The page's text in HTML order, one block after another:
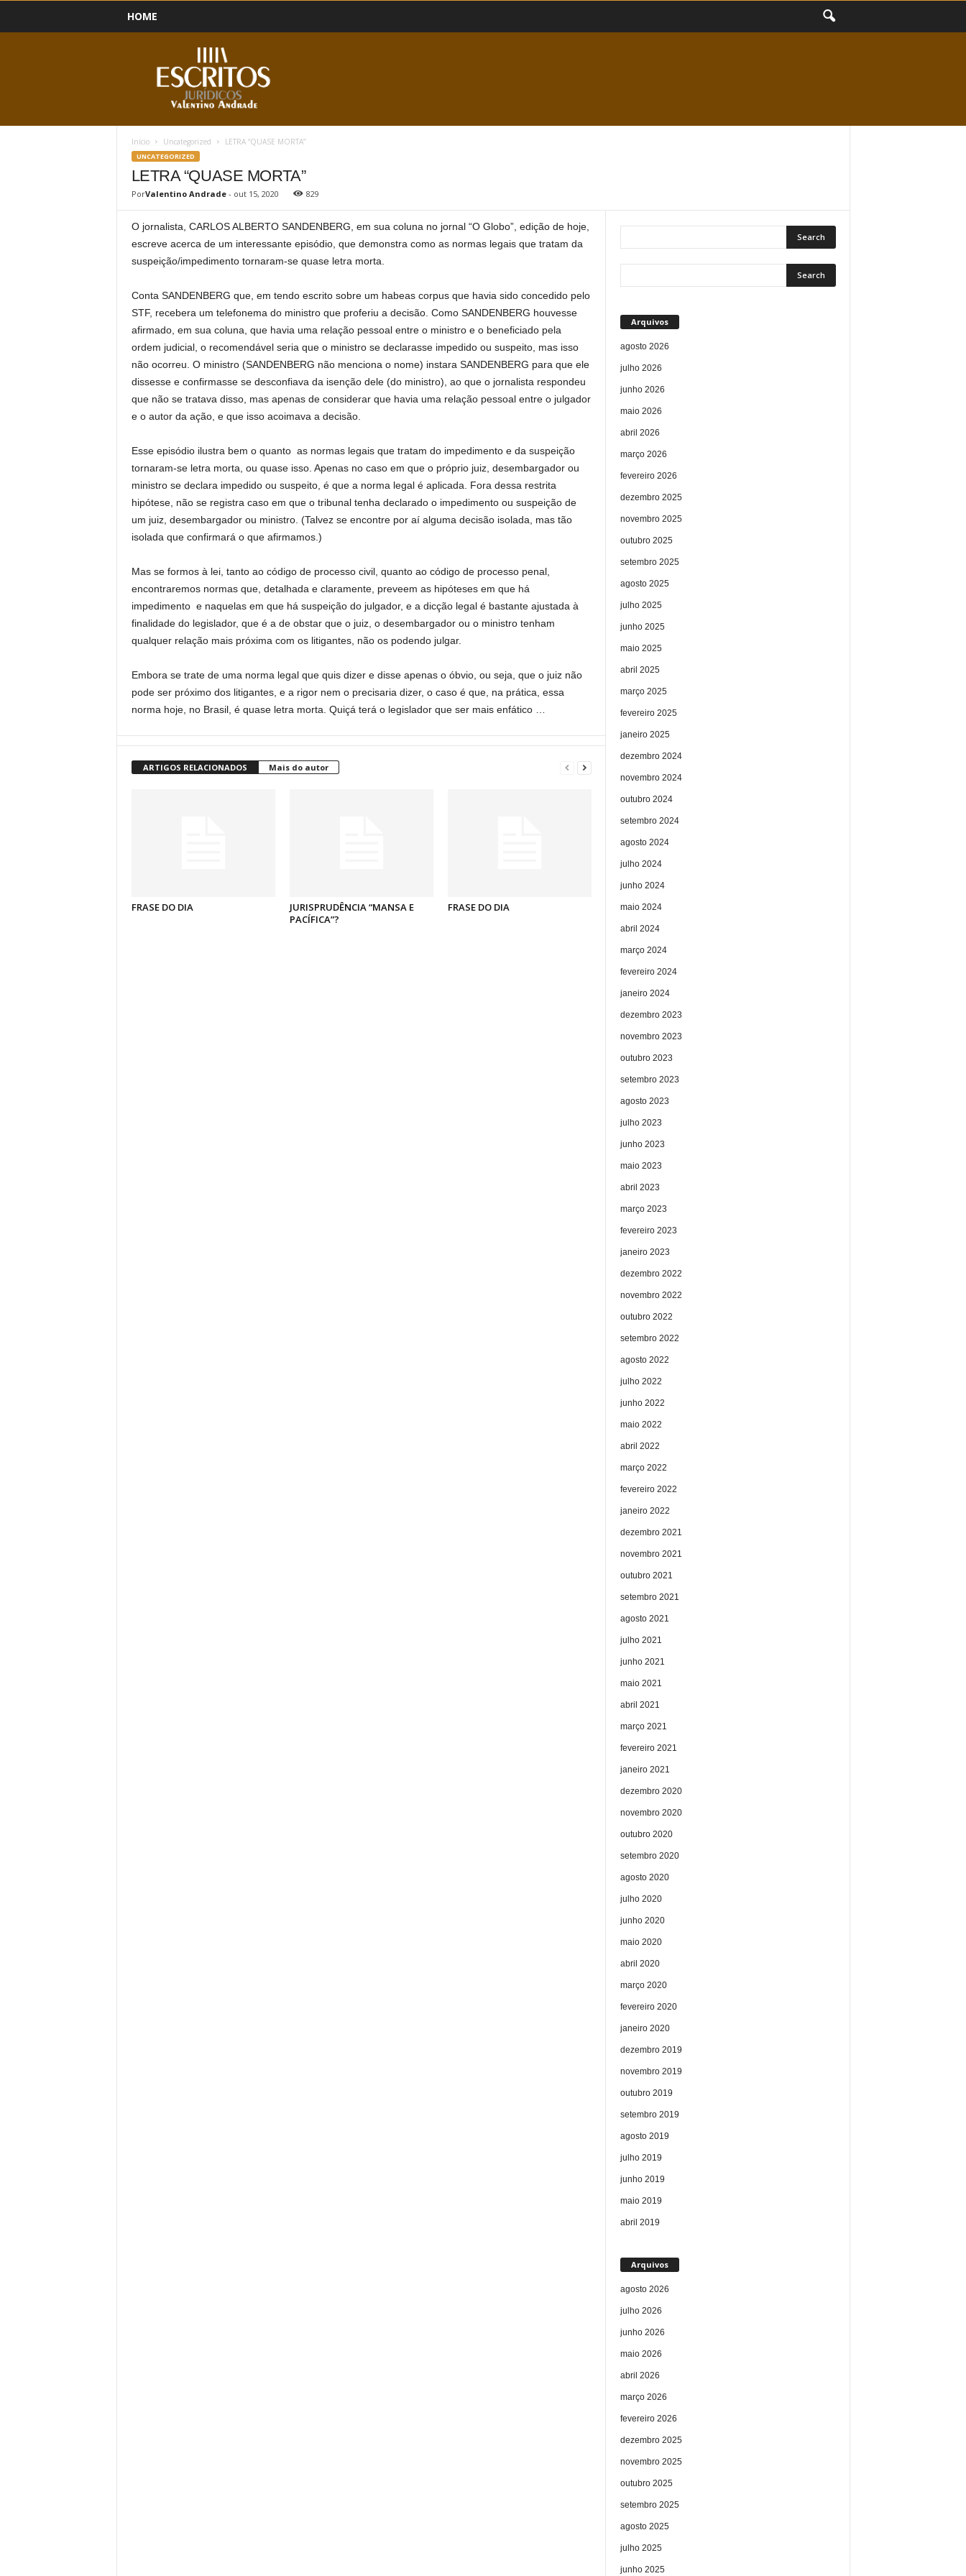
HOME
Início Uncategorized LETRA “QUASE MORTA”
UNCATEGORIZED
LETRA “QUASE MORTA”
PorValentino Andrade- out 15, 2020 829
O jornalista, CARLOS ALBERTO SANDENBERG, em sua coluna no jornal “O Globo”, edição de hoje,
escreve acerca de um interessante episódio, que demonstra como as normas legais que tratam da
suspeição/impedimento tornaram-se quase letra morta.
Conta SANDENBERG que, em tendo escrito sobre um habeas corpus que havia sido concedido pelo
STF, recebera um telefonema do ministro que proferiu a decisão. Como SANDENBERG houvesse
afirmado, em sua coluna, que havia uma relação pessoal entre o ministro e o beneficiado pela
ordem judicial, o recomendável seria que o ministro se declarasse impedido ou suspeito, mas isso
não ocorreu. O ministro (SANDENBERG não menciona o nome) instara SANDENBERG para que ele
dissesse e confirmasse se desconfiava da isenção dele (do ministro), ao que o jornalista respondeu
que não se tratava disso, mas apenas de considerar que havia uma relação pessoal entre o julgador
e o autor da ação, e que isso acoimava a decisão.
Esse episódio ilustra bem o quanto as normas legais que tratam do impedimento e da suspeição
tornaram-se letra morta, ou quase isso. Apenas no caso em que o próprio juiz, desembargador ou
ministro se declara impedido ou suspeito, é que a norma legal é aplicada. Fora dessa restrita
hipótese, não se registra caso em que o tribunal tenha declarado o impedimento ou suspeição de
um juiz, desembargador ou ministro. (Talvez se encontre por aí alguma decisão isolada, mas tão
isolada que confirmará o que afirmamos.)
Mas se formos à lei, tanto ao código de processo civil, quanto ao código de processo penal,
encontraremos normas que, detalhada e claramente, preveem as hipóteses em que há
impedimento e naquelas em que há suspeição do julgador, e a dicção legal é bastante ajustada à
finalidade do legislador, que é a de obstar que o juiz, o desembargador ou o ministro tenham
qualquer relação mais próxima com os litigantes, não os podendo julgar.
Embora se trate de uma norma legal que quis dizer e disse apenas o óbvio, ou seja, que o juiz não
pode ser próximo dos litigantes, e a rigor nem o precisaria dizer, o caso é que, na prática, essa
norma hoje, no Brasil, é quase letra morta. Quiçá terá o legislador que ser mais enfático …
ARTIGOS RELACIONADOS Mais do autor
FRASE DO DIA
JURISPRUDÊNCIA “MANSA E
PACÍFICA”?
FRASE DO DIA
Arquivos
agosto 2026
julho 2026
junho 2026
maio 2026
abril 2026
março 2026
fevereiro 2026
dezembro 2025
novembro 2025
outubro 2025
setembro 2025
agosto 2025
julho 2025
junho 2025
maio 2025
abril 2025
março 2025
fevereiro 2025
janeiro 2025
dezembro 2024
novembro 2024
outubro 2024
setembro 2024
agosto 2024
julho 2024
junho 2024
maio 2024
abril 2024
março 2024
fevereiro 2024
janeiro 2024
dezembro 2023
novembro 2023
outubro 2023
setembro 2023
agosto 2023
julho 2023
junho 2023
maio 2023
abril 2023
março 2023
fevereiro 2023
janeiro 2023
dezembro 2022
novembro 2022
outubro 2022
setembro 2022
agosto 2022
julho 2022
junho 2022
maio 2022
abril 2022
março 2022
fevereiro 2022
janeiro 2022
dezembro 2021
novembro 2021
outubro 2021
setembro 2021
agosto 2021
julho 2021
junho 2021
maio 2021
abril 2021
março 2021
fevereiro 2021
janeiro 2021
dezembro 2020
novembro 2020
outubro 2020
setembro 2020
agosto 2020
julho 2020
junho 2020
maio 2020
abril 2020
março 2020
fevereiro 2020
janeiro 2020
dezembro 2019
novembro 2019
outubro 2019
setembro 2019
agosto 2019
julho 2019
junho 2019
maio 2019
abril 2019
Arquivos
agosto 2026
julho 2026
junho 2026
maio 2026
abril 2026
março 2026
fevereiro 2026
dezembro 2025
novembro 2025
outubro 2025
setembro 2025
agosto 2025
julho 2025
junho 2025